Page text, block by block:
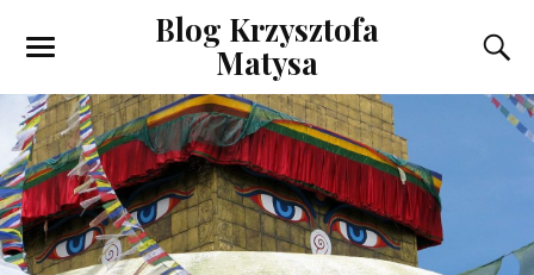
Blog Krzysztofa
Matysa